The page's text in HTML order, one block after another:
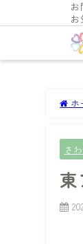
ホ
さ
東